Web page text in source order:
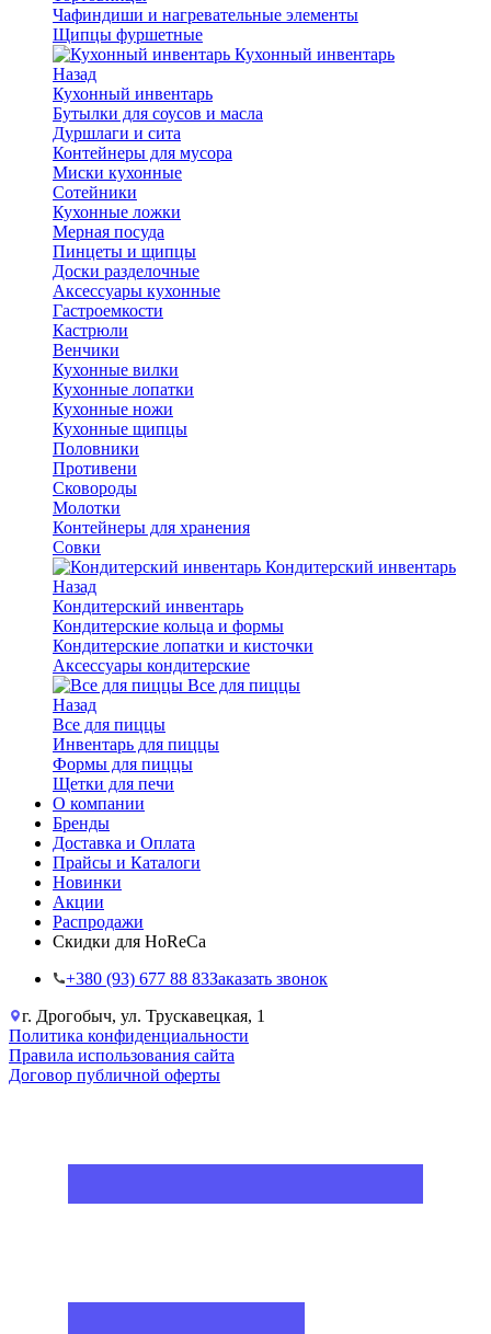
Чафиндиши и нагревательные элементы
Щипцы фуршетные
Кухонный инвентарь
Назад
Кухонный инвентарь
Бутылки для соусов и масла
Дуршлаги и сита
Контейнеры для мусора
Миски кухонные
Сотейники
Кухонные ложки
Мерная посуда
Пинцеты и щипцы
Доски разделочные
Аксессуары кухонные
Гастроемкости
Кастрюли
Венчики
Кухонные вилки
Кухонные лопатки
Кухонные ножи
Кухонные щипцы
Половники
Противени
Сковороды
Молотки
Контейнеры для хранения
Совки
Кондитерский инвентарь
Назад
Кондитерский инвентарь
Кондитерские кольца и формы
Кондитерские лопатки и кисточки
Аксессуары кондитерские
Все для пиццы
Назад
Все для пиццы
Инвентарь для пиццы
Формы для пиццы
Щетки для печи
О компании
Бренды
Доставка и Оплата
Прайсы и Каталоги
Новинки
Акции
Распродажи
Скидки для HoReCa
+38‎0 (93) 677 88 83Заказать звонок
г. Дрогобыч, ул. Трускавецкая, 1
Политика конфиденциальности
Правила использования сайта
Договор публичной оферты